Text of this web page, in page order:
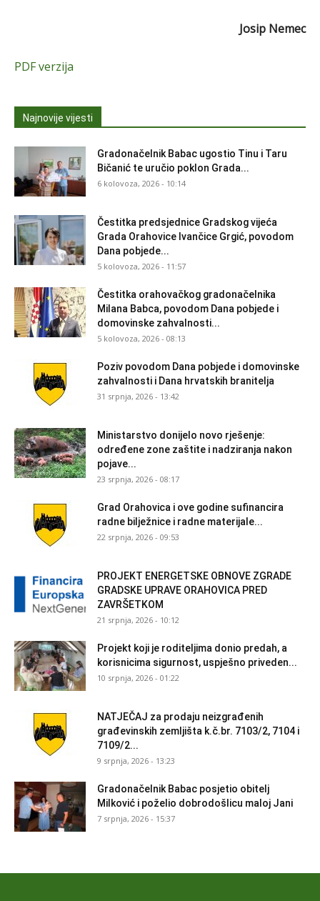
Josip Nemec
PDF verzija
Najnovije vijesti
Gradonačelnik Babac ugostio Tinu i Taru
Bičanić te uručio poklon Grada...
6 kolovoza, 2026 - 10:14
Čestitka predsjednice Gradskog vijeća
Grada Orahovice Ivančice Grgić, povodom
Dana pobjede...
5 kolovoza, 2026 - 11:57
Čestitka orahovačkog gradonačelnika
Milana Babca, povodom Dana pobjede i
domovinske zahvalnosti...
5 kolovoza, 2026 - 08:13
Poziv povodom Dana pobjede i domovinske
zahvalnosti i Dana hrvatskih branitelja
31 srpnja, 2026 - 13:42
Ministarstvo donijelo novo rješenje:
određene zone zaštite i nadziranja nakon
pojave...
23 srpnja, 2026 - 08:17
Grad Orahovica i ove godine sufinancira
radne bilježnice i radne materijale...
22 srpnja, 2026 - 09:53
PROJEKT ENERGETSKE OBNOVE ZGRADE
GRADSKE UPRAVE ORAHOVICA PRED
ZAVRŠETKOM
21 srpnja, 2026 - 10:12
Projekt koji je roditeljima donio predah, a
korisnicima sigurnost, uspješno priveden...
10 srpnja, 2026 - 01:22
NATJEČAJ za prodaju neizgrađenih
građevinskih zemljišta k.č.br. 7103/2, 7104 i
7109/2...
9 srpnja, 2026 - 13:23
Gradonačelnik Babac posjetio obitelj
Milković i poželio dobrodošlicu maloj Jani
7 srpnja, 2026 - 15:37